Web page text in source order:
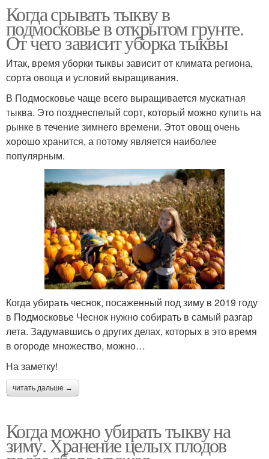
Когда срывать тыкву в
подмосковье в открытом грунте.
От чего зависит уборка тыквы
Итак, время уборки тыквы зависит от климата региона,
сорта овоща и условий выращивания.
В Подмосковье чаще всего выращивается мускатная
тыква. Это позднеспелый сорт, который можно купить на
рынке в течение зимнего времени. Этот овощ очень
хорошо хранится, а потому является наиболее
популярным.
Когда убирать чеснок, посаженный под зиму в 2019 году
в Подмосковье Чеснок нужно собирать в самый разгар
лета. Задумавшись о других делах, которых в это время
в огороде множество, можно…
На заметку!
читать дальше →
Когда можно убирать тыкву на
зиму. Хранение целых плодов